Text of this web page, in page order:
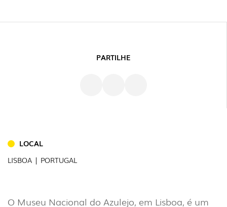
INTERIOR
PARTILHE
LOCAL
LISBOA | PORTUGAL
O Museu Nacional do Azulejo, em Lisboa, é um